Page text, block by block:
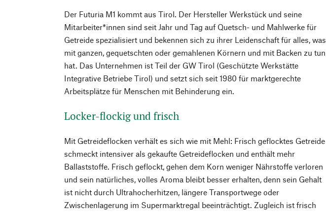
Der Futuria M1 kommt aus Tirol. Der Hersteller Werkstück und seine
Mitarbeiter*innen sind seit Jahr und Tag auf Quetsch- und Mahlwerke für
Getreide spezialisiert und bekennen sich zu ihrer Leidenschaft für alles, was
mit ganzen, gequetschten oder gemahlenen Körnern und mit Backen zu tun
hat. Das Unternehmen ist Teil der GW Tirol (Geschützte Werkstätte
Integrative Betriebe Tirol) und setzt sich seit 1980 für marktgerechte
Arbeitsplätze für Menschen mit Behinderung ein.
Locker-flockig und frisch
Mit Getreideflocken verhält es sich wie mit Mehl: Frisch geflocktes Getreide
schmeckt intensiver als gekaufte Getreideflocken und enthält mehr
Ballaststoffe. Frisch geflockt, gehen dem Korn weniger Nährstoffe verloren
und sein natürliches, volles Aroma bleibt besser erhalten, denn sein Gehalt
ist nicht durch Ultrahocherhitzen, längere Transportwege oder
Zwischenlagerung im Supermarktregal beeinträchtigt. Zugleich ist frisch